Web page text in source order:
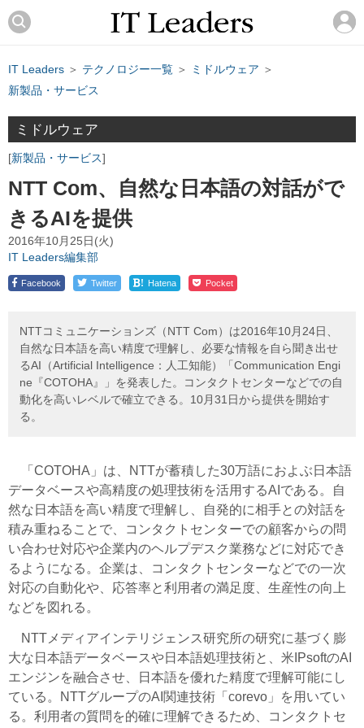
IT Leaders ＞ テクノロジー一覧 ＞ ミドルウェア ＞
新製品・サービス
ミドルウェア
新製品・サービス
NTT Com、自然な日本語の対話がで
きるAIを提供
2016年10月25日(火)
IT Leaders編集部
Facebook Twitter ! Hatena Pocket
NTTコミュニケーションズ（NTT Com）は2016年10月24日、
自然な日本語を高い精度で理解し、必要な情報を自ら聞き出せ
るAI（Artificial Intelligence：人工知能）「Communication Engi
ne『COTOHA』」を発表した。コンタクトセンターなどでの自
動化を高いレベルで確立できる。10月31日から提供を開始す
る。
「COTOHA」は、NTTが蓄積した30万語におよぶ日本語
データベースや高精度の処理技術を活用するAIである。自
然な日本語を高い精度で理解し、自発的に相手との対話を
積み重ねることで、コンタクトセンターでの顧客からの問
い合わせ対応や企業内のヘルプデスク業務などに対応でき
るようになる。企業は、コンタクトセンターなどでの一次
対応の自動化や、応答率と利用者の満足度、生産性の向上
などを図れる。
NTTメディアインテリジェンス研究所の研究に基づく膨
大な日本語データベースや日本語処理技術と、米IPsoftのAI
エンジンを融合させ、日本語を優れた精度で理解可能にし
ている。NTTグループのAI関連技術「corevo」を用いてい
る。利用者の質問を的確に理解できるため、コンタクトセ